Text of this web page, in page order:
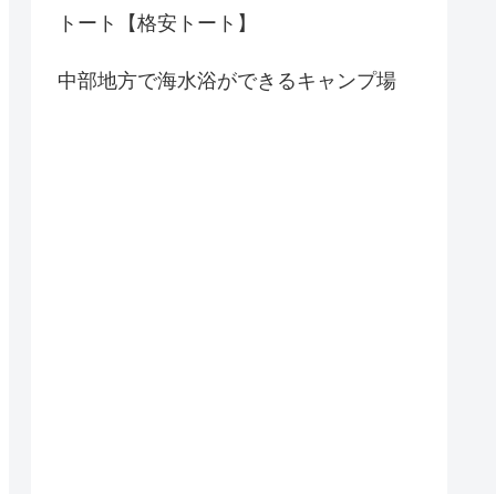
トート【格安トート】
中部地方で海水浴ができるキャンプ場